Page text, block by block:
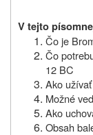
V tejto
Čo je
Čo
12 BC
Ako
Možné
Ako
Obsah